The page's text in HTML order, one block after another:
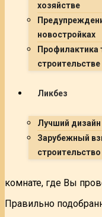
хозяйстве
новостройках
Профилактика
строительстве
Ликбез
Лучший дизайн
Зарубежный
комнате, где Вы
Правильно